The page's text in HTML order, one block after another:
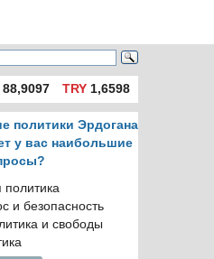
88,9097 TRY1,6598
политики Эрдогана
у вас наибольшие
политика
и безопасность
и свободы